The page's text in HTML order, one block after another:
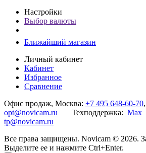
Настройки
Выбор валюты
Ближайший магазин
Личный кабинет
Кабинет
Избранное
Сравнение
Офис продаж, Москва: +7 495 648-60-70,
opt@novicam.ru Техподдержка: Max
tp@novicam.ru
Все права защищены. Novicam © 2026.
Выделите ее и нажмите Ctrl+Enter.